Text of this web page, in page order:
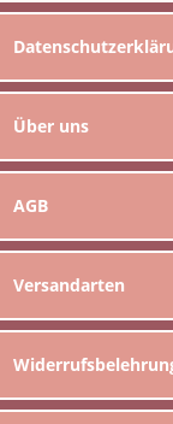
Über uns
AGB
Versandarten